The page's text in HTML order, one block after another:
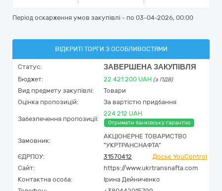
Період оскарження умов закупівлі - по 03-04-2026, 00:00
ВІДКРИТІ ТОРГИ З ОСОБЛИВОСТЯМИ
Статус: ЗАВЕРШЕНА ЗАКУПІВЛЯ
Бюджет: 22 421 200 UAH (з ПДВ)
Вид предмету закупівлі:
Товари
Оцінка пропозицій:
За вартістю придбання
Забезпечення пропозиції:
224 212 UAH
Отримати банківську гарантію
Замовник:
АКЦІОНЕРНЕ ТОВАРИСТВО
"УКРТРАНСНАФТА"
ЄДРПОУ:
31570412
Досьє YouControl
Сайт:
https://www.ukrtransnafta.com
Контактна особа:
Ірина Дейниченко